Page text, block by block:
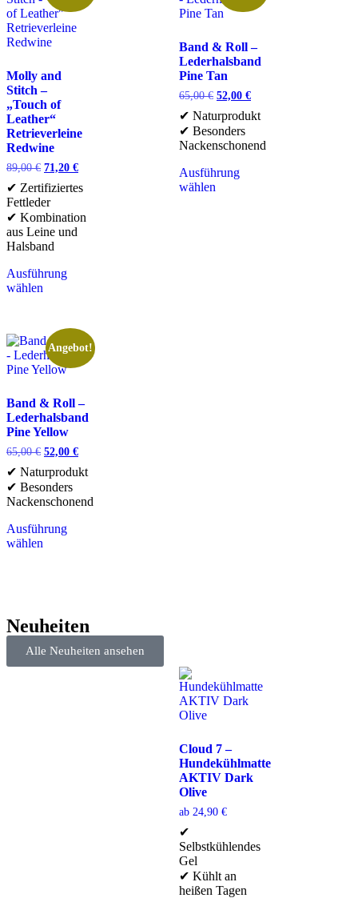
Molly and
Stitch –
„Touch of
Leather“
Retrieverleine
Redwine
89,00€ 71,20 €
✔ Zertifiziertes
Fettleder
✔ Kombination
aus Leine und
Halsband
Ausführung
wählen
Band & Roll –
Lederhalsband
Pine Tan
65,00€ 52,00 €
✔ Naturprodukt
✔ Besonders
Nackenschonend
Ausführung
wählen
Angebot!
Band & Roll –
Lederhalsband
Pine Yellow
65,00€ 52,00 €
✔ Naturprodukt
✔ Besonders
Nackenschonend
Ausführung
wählen
Neuheiten
Alle Neuheiten ansehen
Cloud 7 –
Hundekühlmatte
AKTIV Dark
Olive
ab 24,90 €
✔
Selbstkühlendes
Gel
✔ Kühlt an
heißen Tagen